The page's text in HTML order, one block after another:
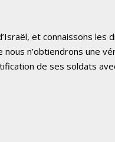
et connaissons les
n’obtiendrons une
de ses soldats